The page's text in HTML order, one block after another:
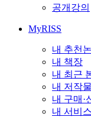
공개강의
MyRISS
내 추천
내 책장
내 최근
내 저작
내 구매·
내 서비